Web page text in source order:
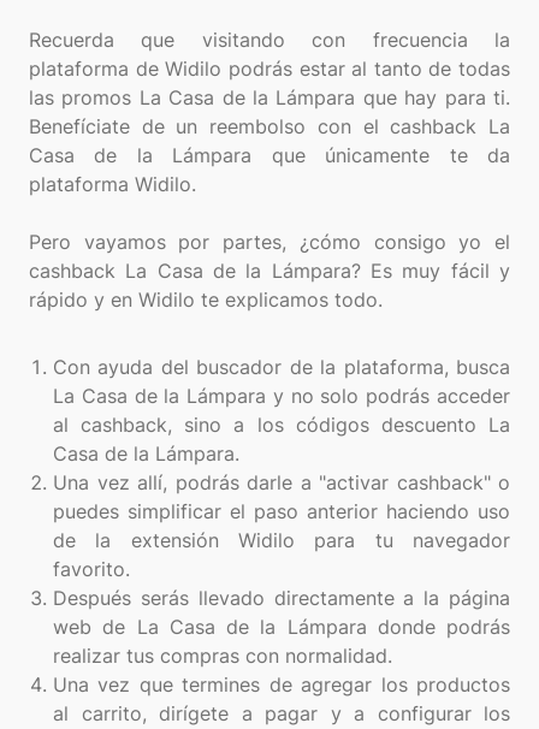
Recuerda que visitando con frecuencia la
plataforma de Widilo podrás estar al tanto de todas
las promos La Casa de la Lámpara que hay para ti.
Benefíciate de un reembolso con el cashback La
Casa de la Lámpara que únicamente te da
plataforma Widilo.
Pero vayamos por partes, ¿cómo consigo yo el
cashback La Casa de la Lámpara? Es muy fácil y
rápido y en Widilo te explicamos todo.
Con ayuda del buscador de la plataforma, busca
La Casa de la Lámpara y no solo podrás acceder
al cashback, sino a los códigos descuento La
Casa de la Lámpara.
Una vez allí, podrás darle a "activar cashback" o
puedes simplificar el paso anterior haciendo uso
de la extensión Widilo para tu navegador
favorito.
Después serás llevado directamente a la página
web de La Casa de la Lámpara donde podrás
realizar tus compras con normalidad.
Una vez que termines de agregar los productos
al carrito, dirígete a pagar y a configurar los